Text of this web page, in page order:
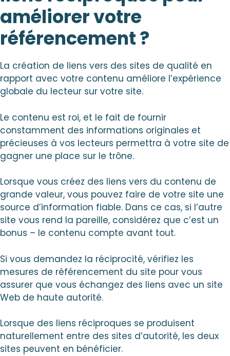
améliorer votre
référencement ?
La création de liens vers des sites de qualité en
rapport avec votre contenu améliore l’expérience
globale du lecteur sur votre site.
Le contenu est roi, et le fait de fournir
constamment des informations originales et
précieuses à vos lecteurs permettra à votre site de
gagner une place sur le trône.
Lorsque vous créez des liens vers du contenu de
grande valeur, vous pouvez faire de votre site une
source d’information fiable. Dans ce cas, si l’autre
site vous rend la pareille, considérez que c’est un
bonus – le contenu compte avant tout.
Si vous demandez la réciprocité, vérifiez les
mesures de référencement du site pour vous
assurer que vous échangez des liens avec un site
Web de haute autorité.
Lorsque des liens réciproques se produisent
naturellement entre des sites d’autorité, les deux
sites peuvent en bénéficier.